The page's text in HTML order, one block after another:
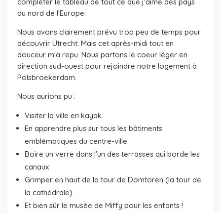
du nord de l'Europe.
Nous avons clairement prévu trop peu de temps pour
découvrir Utrecht. Mais cet après-midi tout en
douceur m'a repu. Nous partons le coeur léger en
direction sud-ouest pour rejoindre notre logement à
Polsbroekerdam.
Nous aurions pu :
Visiter la ville en kayak
En apprendre plus sur tous les bâtiments
emblématiques du centre-ville
Boire un verre dans l'un des terrasses qui borde les
canaux
Grimper en haut de la tour de Domtoren (la tour de
la cathédrale)
Et bien sûr le musée de Miffy pour les enfants !